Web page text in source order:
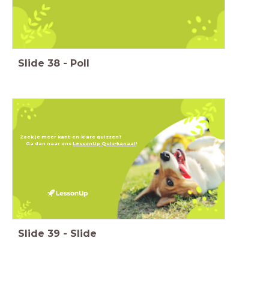
Slide 38 - Poll
Zoek je meer kant-en-klare quizzen?
Ga dan naar onsLessonUp Quiz-kanaal!
Slide 39 - Slide